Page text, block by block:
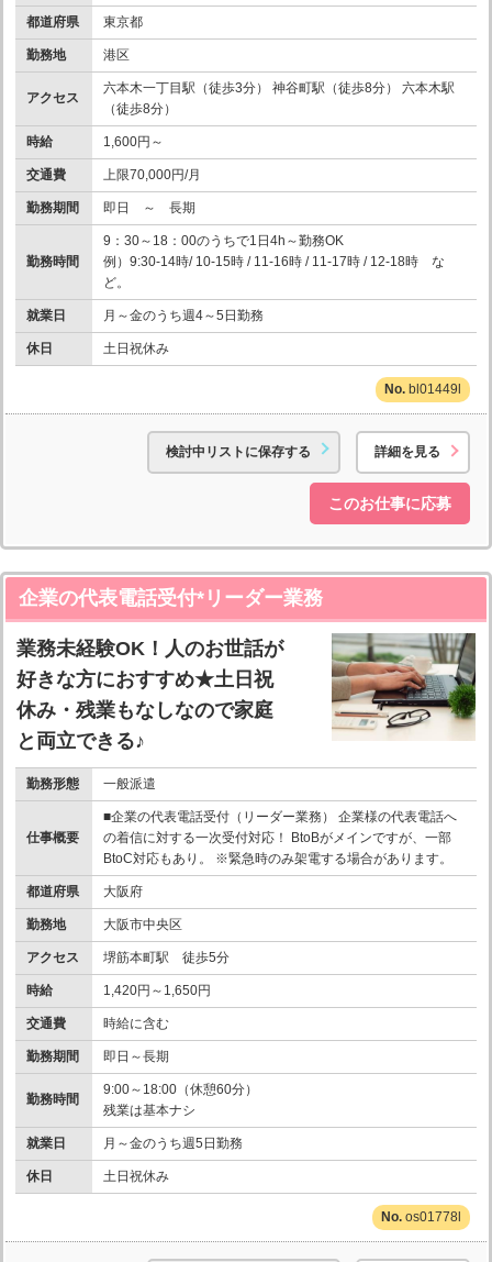
都道府県 東京都
勤務地 港区
アクセス
六本木一丁目駅（徒歩3分） 神谷町駅（徒歩8分） 六本木駅
（徒歩8分）
時給 1,600円～
交通費 上限70,000円/月
勤務期間 即日 ～ 長期
勤務時間
9：30～18：00のうちで1日4h～勤務OK
例）9:30-14時/ 10-15時 / 11-16時 / 11-17時 / 12-18時 な
ど。
就業日 月～金のうち週4～5日勤務
休日 土日祝休み
bl01449l
検討中リストに保存する 詳細を見る
このお仕事に応募
企業の代表電話受付*リーダー業務
業務未経験OK！人のお世話が
好きな方におすすめ★土日祝
休み・残業もなしなので家庭
と両立できる♪
勤務形態 一般派遣
仕事概要
■企業の代表電話受付（リーダー業務） 企業様の代表電話へ
の着信に対する一次受付対応！ BtoBがメインですが、一部
BtoC対応もあり。 ※緊急時のみ架電する場合があります。
都道府県 大阪府
勤務地 大阪市中央区
アクセス 堺筋本町駅 徒歩5分
時給 1,420円～1,650円
交通費 時給に含む
勤務期間 即日～長期
勤務時間
9:00～18:00（休憩60分）
残業は基本ナシ
就業日 月～金のうち週5日勤務
休日 土日祝休み
os01778l